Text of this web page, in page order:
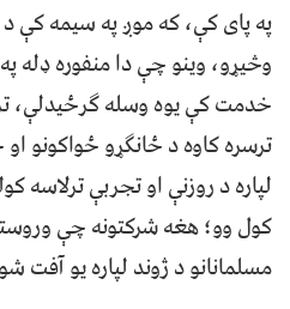
په پای کې، که موږ په سیمه
وڅیړو، وینو چې دا منفوره ډله
خدمت کې یوه وسله
ترسره کاوه د ځانګړو ځواکونو
لپاره د روزنې او تجربې ترلاسه
کول وو؛ هغه شرکتونه چې
مسلمانانو د ژوند لپاره یو آفت